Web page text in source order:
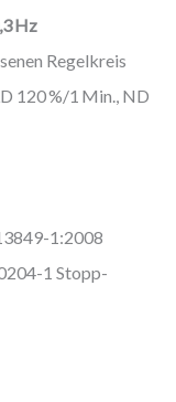
Hz
Regelkreis
120 %/1 Min., ND
1:2008
1 Stopp-